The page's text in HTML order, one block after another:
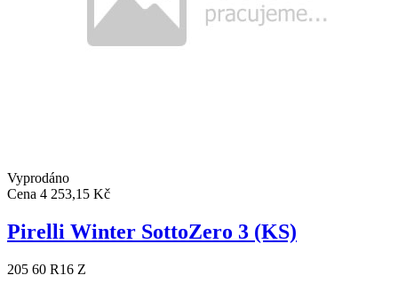
Vyprodáno
Cena 4 253,15 Kč
Pirelli Winter SottoZero 3 (KS)
205 60 R16 Z